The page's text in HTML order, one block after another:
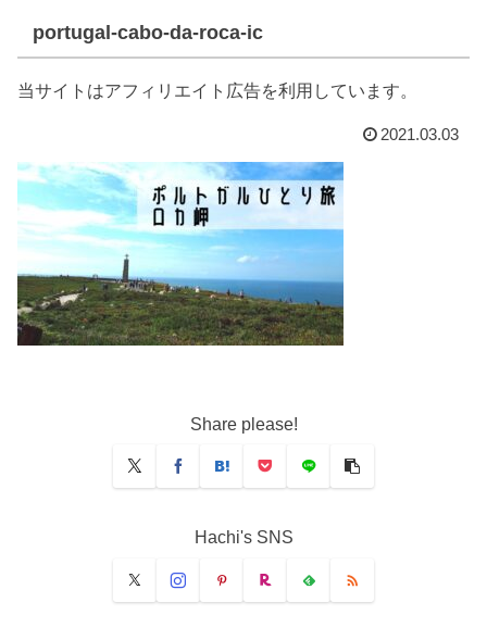
portugal-cabo-da-roca-ic
当サイトはアフィリエイト広告を利用しています。
2021.03.03
Share please!
Hachi's SNS